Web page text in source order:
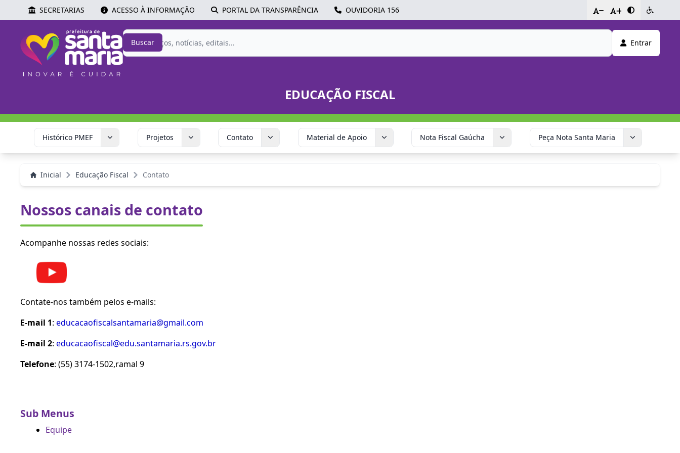
SECRETARIAS ACESSO À INFORMAÇÃO PORTAL DA TRANSPARÊNCIA OUVIDORIA 156 - +
Buscar Entrar
EDUCAÇÃO FISCAL
Histórico PMEF Projetos Contato Material de Apoio Nota Fiscal Gaúcha Peça Nota Santa Maria
Inicial Educação Fiscal Contato
Nossos canais de contato
Acompanhe nossas redes sociais:
Contate-nos também pelos e-mails:
E-mail 1: educacaofiscalsantamaria@gmail.com
E-mail 2: educacaofiscal@edu.santamaria.rs.gov.br
Telefone: (55) 3174-1502,ramal 9
Sub Menus
Equipe